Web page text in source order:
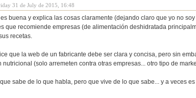
31 de July de 2015, 16:48
buena y explica las cosas claramente (dejando claro que yo no
que recomiende empresas (de alimentación deshidratada
recetas.
que la web de un fabricante debe ser clara y concisa, pero sin
nutricional (solo arremeten contra otras empresas... otro tipo de
sabe de lo que habla, pero que vive de lo que sabe... y a veces